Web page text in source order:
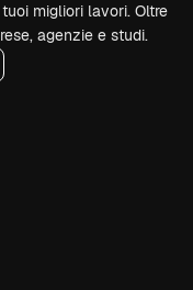
migliori lavori. Oltre
agenzie e studi.